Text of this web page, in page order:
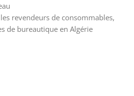
revendeurs de consommables,
de bureautique en Algérie